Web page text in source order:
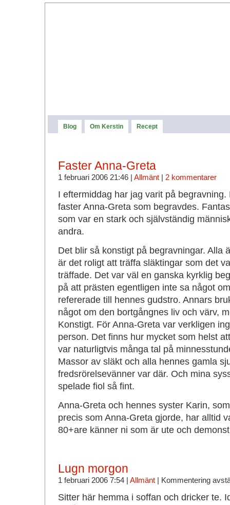
Blog Om Kerstin Recept
Faster Anna-Greta
1 februari 2006 21:46 | Allmänt| 2 kommentarer
I eftermiddag har jag varit på
faster Anna-Greta som begravdes.
som var en stark och självständig
andra.
Det blir så konstigt på begravningar. Alla
är det roligt att träffa släktingar som det
träffade. Det var väl en ganska kyrklig
på att prästen egentligen inte sa något
refererade till hennes gudstro. Annars
något om den bortgångnes liv och värv,
Konstigt. För Anna-Greta var verkligen
person. Det finns hur mycket som helst
var naturligtvis många tal på
Massor av släkt och alla hennes gamla
fredsrörelsevänner var där. Och mina
spelade fiol så fint.
Anna-Greta och hennes syster Karin,
precis som Anna-Greta gjorde, har alltid
80+are känner ni som är ute och
Lugn morgon
1 februari 2006 7:54 | Allmänt| Kommentering
Sitter här hemma i soffan och dricker te.